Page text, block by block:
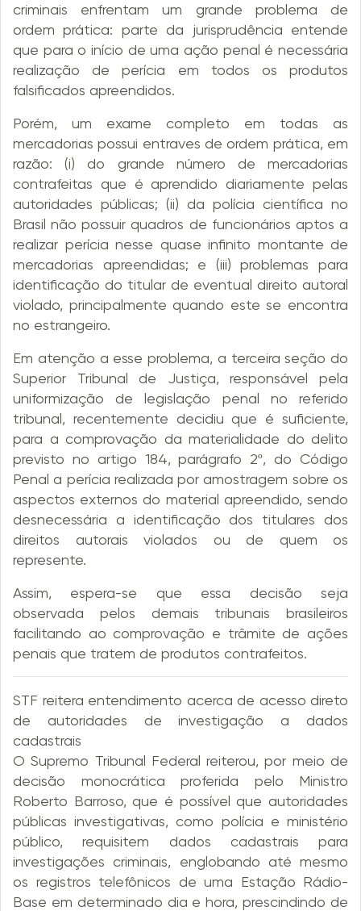
criminais enfrentam um grande problema de
ordem prática: parte da jurisprudência entende
que para o início de uma ação penal é necessária
realização de perícia em todos os produtos
falsificados apreendidos.
Porém, um exame completo em todas as
mercadorias possui entraves de ordem prática, em
razão: (i) do grande número de mercadorias
contrafeitas que é aprendido diariamente pelas
autoridades públicas; (ii) da polícia científica no
Brasil não possuir quadros de funcionários aptos a
realizar perícia nesse quase infinito montante de
mercadorias apreendidas; e (iii) problemas para
identificação do titular de eventual direito autoral
violado, principalmente quando este se encontra
no estrangeiro.
Em atenção a esse problema, a terceira seção do
Superior Tribunal de Justiça, responsável pela
uniformização de legislação penal no referido
tribunal, recentemente decidiu que é suficiente,
para a comprovação da materialidade do delito
previsto no artigo 184, parágrafo 2º, do Código
Penal a perícia realizada por amostragem sobre os
aspectos externos do material apreendido, sendo
desnecessária a identificação dos titulares dos
direitos autorais violados ou de quem os
represente.
Assim, espera-se que essa decisão seja
observada pelos demais tribunais brasileiros
facilitando ao comprovação e trâmite de ações
penais que tratem de produtos contrafeitos.
STF reitera entendimento acerca de acesso direto
de autoridades de investigação a dados
cadastrais
O Supremo Tribunal Federal reiterou, por meio de
decisão monocrática proferida pelo Ministro
Roberto Barroso, que é possível que autoridades
públicas investigativas, como polícia e ministério
público, requisitem dados cadastrais para
investigações criminais, englobando até mesmo
os registros telefônicos de uma Estação Rádio-
Base em determinado dia e hora, prescindindo de